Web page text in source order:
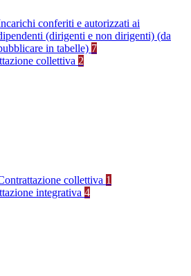
conferiti e autorizzati ai
(dirigenti e non dirigenti) (da
in tabelle) 7
collettiva 2
collettiva 1
integrativa 4